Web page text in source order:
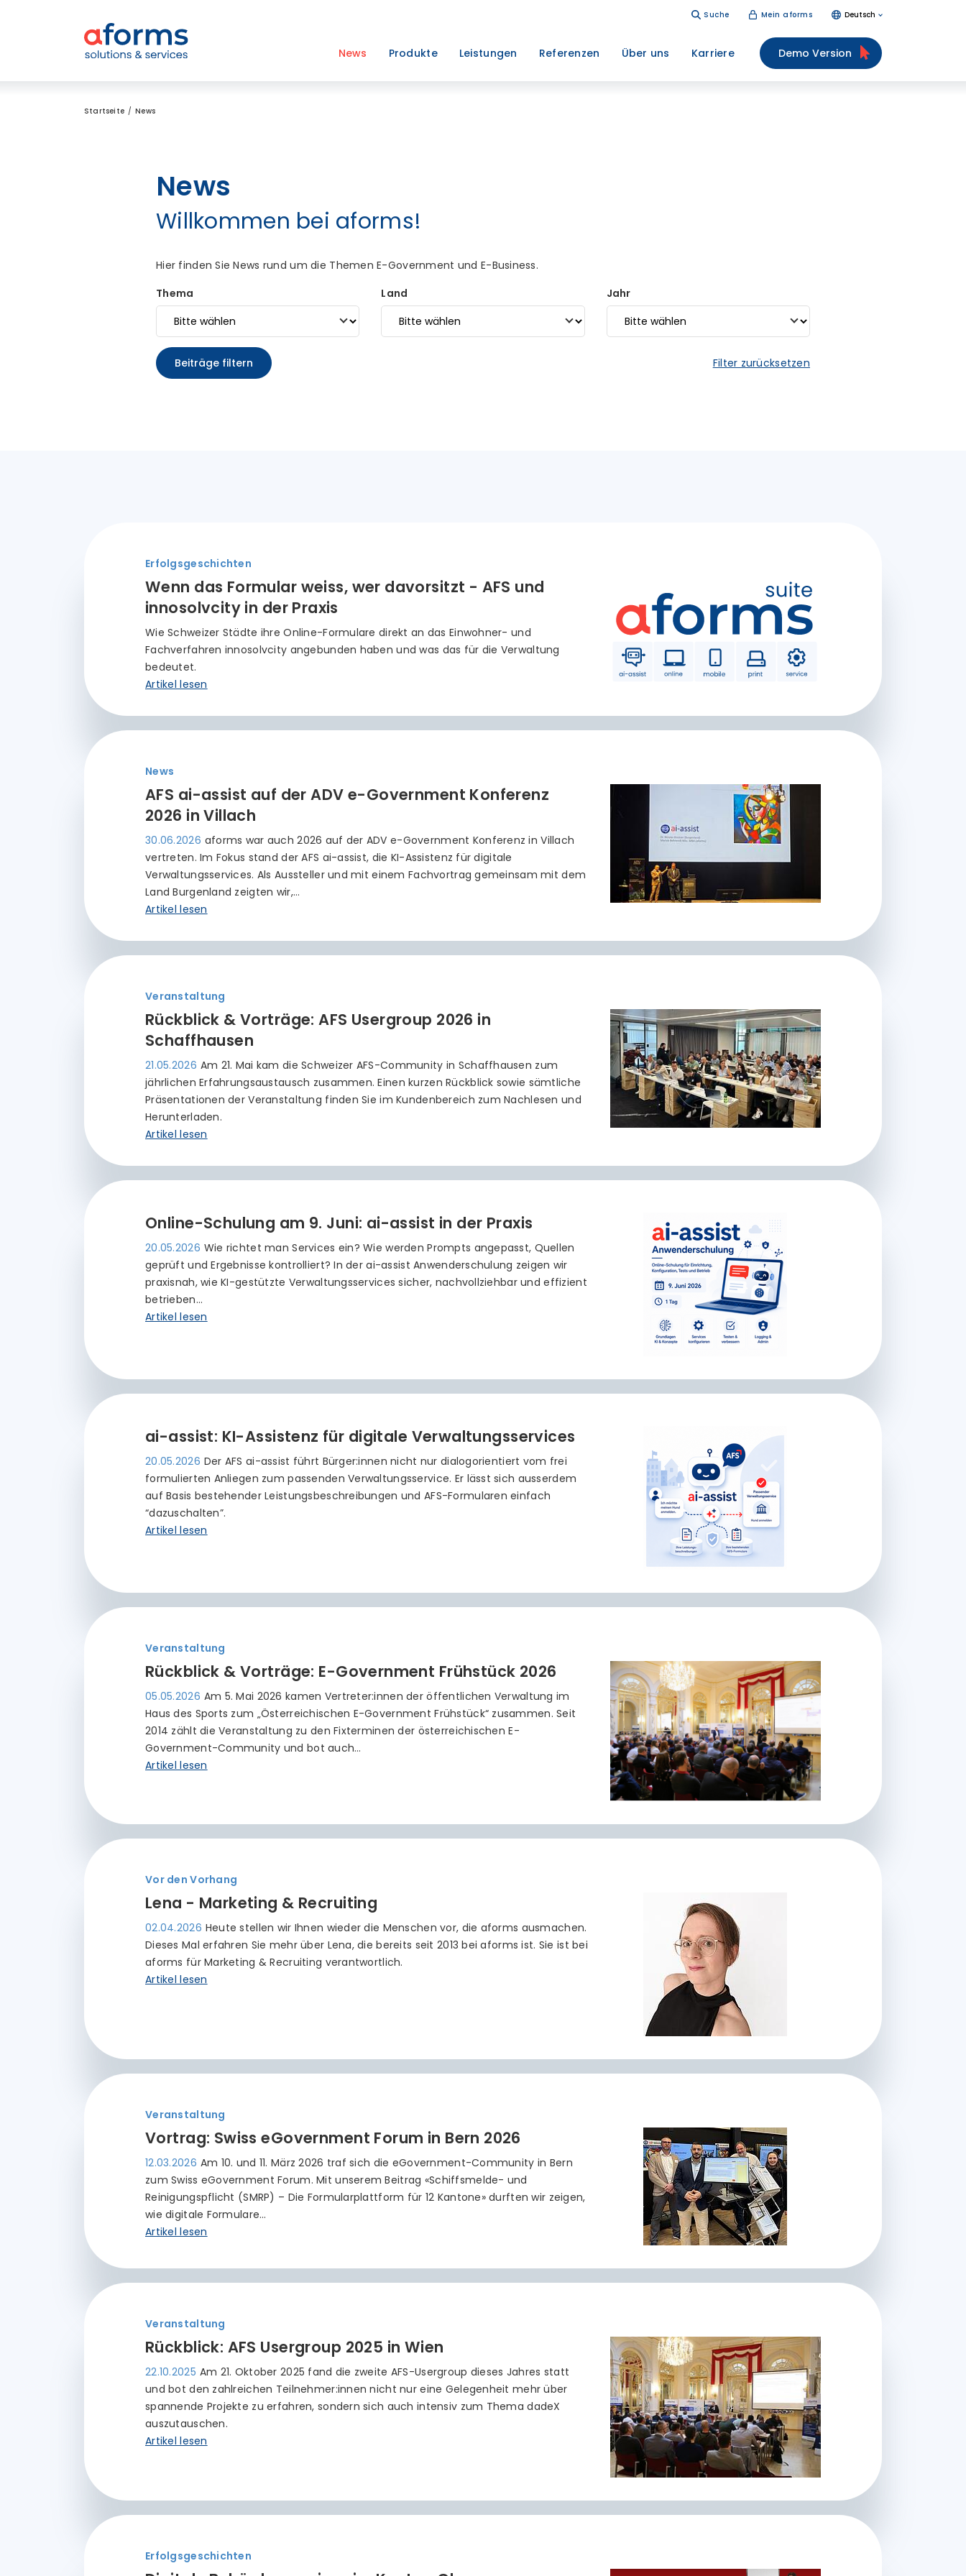
Suche Mein aforms Deutsch
News Produkte Leistungen Referenzen Über uns Karriere Demo Version
Startseite News
News
Willkommen bei aforms!
Hier finden Sie News rund um die Themen E-Government und E-Business.
Thema
Land Jahr
Beiträge filtern Filter zurücksetzen
Erfolgsgeschichten
Wenn das Formular weiss, wer davorsitzt - AFS und
innosolvcity in der Praxis
Wie Schweizer Städte ihre Online-Formulare direkt an das Einwohner- und
Fachverfahren innosolvcity angebunden haben und was das für die Verwaltung
bedeutet.
Artikel lesen
News
AFS ai-assist auf der ADV e-Government Konferenz
2026 in Villach
30.06.2026 aforms war auch 2026 auf der ADV e-Government Konferenz in Villach
vertreten. Im Fokus stand der AFS ai-assist, die KI-Assistenz für digitale
Verwaltungsservices. Als Aussteller und mit einem Fachvortrag gemeinsam mit dem
Land Burgenland zeigten wir,…
Artikel lesen
Veranstaltung
Rückblick & Vorträge: AFS Usergroup 2026 in
Schaffhausen
21.05.2026 Am 21. Mai kam die Schweizer AFS-Community in Schaffhausen zum
jährlichen Erfahrungsaustausch zusammen. Einen kurzen Rückblick sowie sämtliche
Präsentationen der Veranstaltung finden Sie im Kundenbereich zum Nachlesen und
Herunterladen.
Artikel lesen
Online-Schulung am 9. Juni: ai-assist in der Praxis
20.05.2026 Wie richtet man Services ein? Wie werden Prompts angepasst, Quellen
geprüft und Ergebnisse kontrolliert? In der ai-assist Anwenderschulung zeigen wir
praxisnah, wie KI-gestützte Verwaltungsservices sicher, nachvollziehbar und effizient
betrieben…
Artikel lesen
ai-assist: KI-Assistenz für digitale Verwaltungsservices
20.05.2026 Der AFS ai-assist führt Bürger:innen nicht nur dialogorientiert vom frei
formulierten Anliegen zum passenden Verwaltungsservice. Er lässt sich ausserdem
auf Basis bestehender Leistungsbeschreibungen und AFS-Formularen einfach
“dazuschalten”.
Artikel lesen
Veranstaltung
Rückblick & Vorträge: E-Government Frühstück 2026
05.05.2026 Am 5. Mai 2026 kamen Vertreter:innen der öffentlichen Verwaltung im
Haus des Sports zum „Österreichischen E-Government Frühstück“ zusammen. Seit
2014 zählt die Veranstaltung zu den Fixterminen der österreichischen E-
Government-Community und bot auch…
Artikel lesen
Vor den Vorhang
Lena - Marketing & Recruiting
02.04.2026 Heute stellen wir Ihnen wieder die Menschen vor, die aforms ausmachen.
Dieses Mal erfahren Sie mehr über Lena, die bereits seit 2013 bei aforms ist. Sie ist bei
aforms für Marketing & Recruiting verantwortlich.
Artikel lesen
Veranstaltung
Vortrag: Swiss eGovernment Forum in Bern 2026
12.03.2026 Am 10. und 11. März 2026 traf sich die eGovernment-Community in Bern
zum Swiss eGovernment Forum. Mit unserem Beitrag «Schiffsmelde- und
Reinigungspflicht (SMRP) – Die Formularplattform für 12 Kantone» durften wir zeigen,
wie digitale Formulare…
Artikel lesen
Veranstaltung
Rückblick: AFS Usergroup 2025 in Wien
22.10.2025 Am 21. Oktober 2025 fand die zweite AFS-Usergroup dieses Jahres statt
und bot den zahlreichen Teilnehmer:innen nicht nur eine Gelegenheit mehr über
spannende Projekte zu erfahren, sondern sich auch intensiv zum Thema dadeX
auszutauschen.
Artikel lesen
Erfolgsgeschichten